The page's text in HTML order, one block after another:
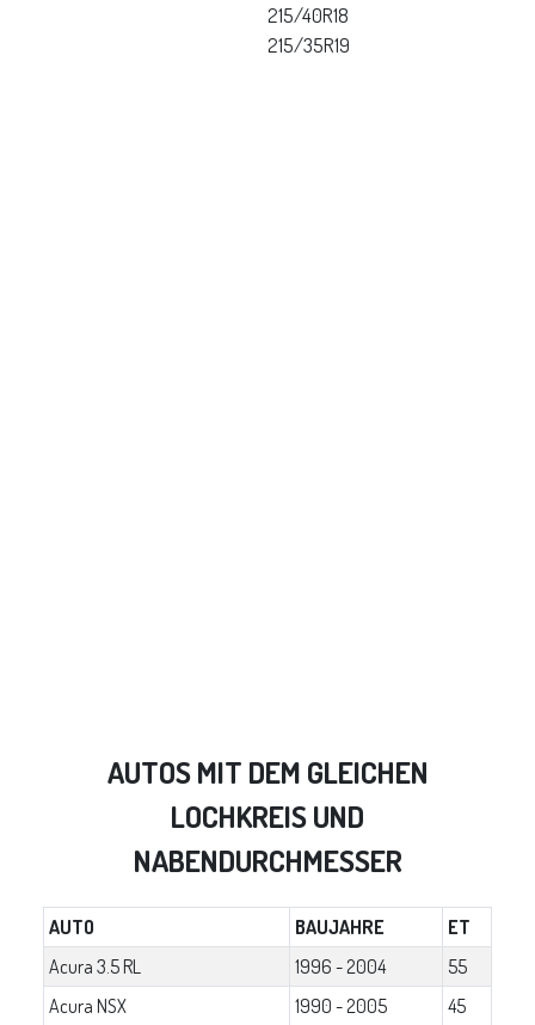
215/40R18
215/35R19
AUTOS MIT DEM GLEICHEN
LOCHKREIS UND
NABENDURCHMESSER
AUTO BAUJAHRE
ET
Acura 3.5 RL
1996 - 2004
55
Acura NSX
1990 - 2005
45